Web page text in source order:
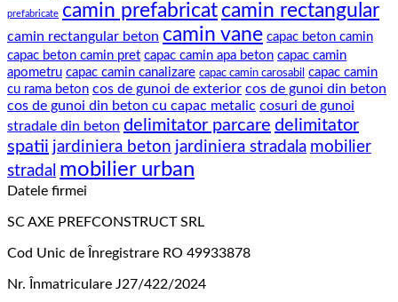
prefabricate camin prefabricat camin rectangular
camin rectangular beton camin vane capac beton camin
capac beton camin pret capac camin apa beton capac camin
apometru capac camin canalizare capac camin carosabil capac camin
cu rama beton cos de gunoi de exterior cos de gunoi din beton
cos de gunoi din beton cu capac metalic cosuri de gunoi
stradale din beton delimitator parcare delimitator
spatii jardiniera beton jardiniera stradala mobilier
stradal mobilier urban
Datele firmei
SC AXE PREFCONSTRUCT SRL
Cod Unic de Înregistrare RO 49933878
Nr. Înmatriculare J27/422/2024